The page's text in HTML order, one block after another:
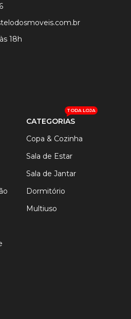
18h
CATEGORIAS
TODA LOJA
Copa & Cozinha
Sala de Estar
Sala de Jantar
Dormitório
Multiuso